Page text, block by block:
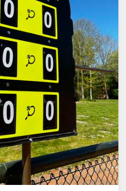
🪛
📷
Schließsystems im